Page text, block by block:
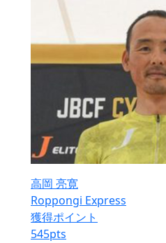
高岡 亮寛
Roppongi Express
獲得ポイント
545pts